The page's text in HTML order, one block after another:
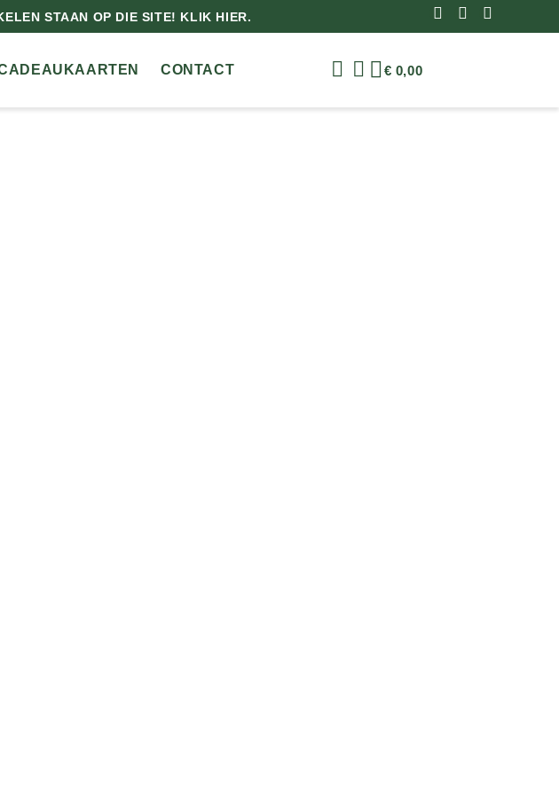
STAAN OP DIE SITE! KLIK HIER.
CONTACT € 0,00